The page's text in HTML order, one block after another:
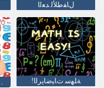
ﻝﺎﻔﻃﻸ ﻟ ﺪﻌﻟﺍ
!ﺔﻠﻬﺳ ﺕﺎﻴﺿﺎﻳﺮﻟﺍ